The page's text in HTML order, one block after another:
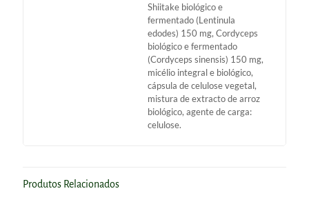
Shiitake biológico e
fermentado (Lentinula
edodes) 150 mg, Cordyceps
biológico e fermentado
(Cordyceps sinensis) 150 mg,
micélio integral e biológico,
cápsula de celulose vegetal,
mistura de extracto de arroz
biológico, agente de carga:
celulose.
Produtos Relacionados